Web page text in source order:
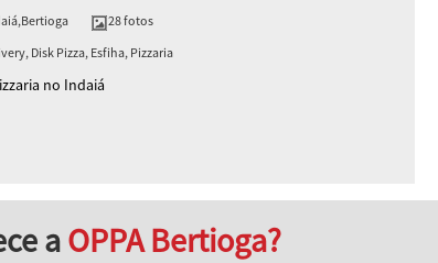
,Bertioga
28 fotos
Disk Pizza, Esfiha, Pizzaria
no Indaiá
aOPPA Bertioga?